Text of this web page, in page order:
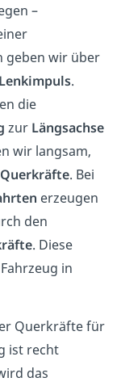
–
geben wir über
Lenkimpuls.
die
zur Längsachse
wir langsam,
Querkräfte. Bei
erzeugen
den
. Diese
in
Querkräfte für
ist recht
das